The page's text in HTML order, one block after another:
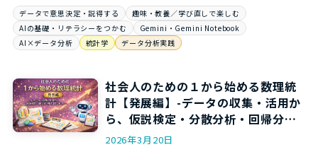
データで意思決定・説得する
趣味・教養／学び直しで楽しむ
AIの基礎・リテラシーをつかむ
Gemini・Gemini Notebook
AI×データ分析
統計学 データ分析実践
社会人のための１から始める数理統
計【発展編】-データの収集・活用か
ら、仮説検定・分散分析・回帰分析
の数理まで-
2026年3月20日